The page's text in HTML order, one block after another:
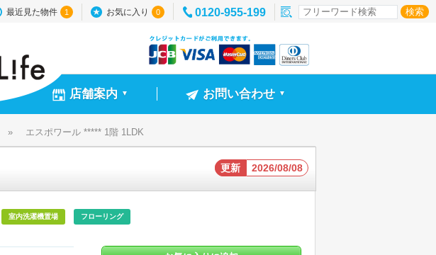
最近見た物件 1 お気に入り 0 0120-955-199
店舗案内 ▼ お問い合わせ ▼
» エスポワール ***** 1階 1LDK
更新 2026/08/08
室内洗濯機置場 フローリング